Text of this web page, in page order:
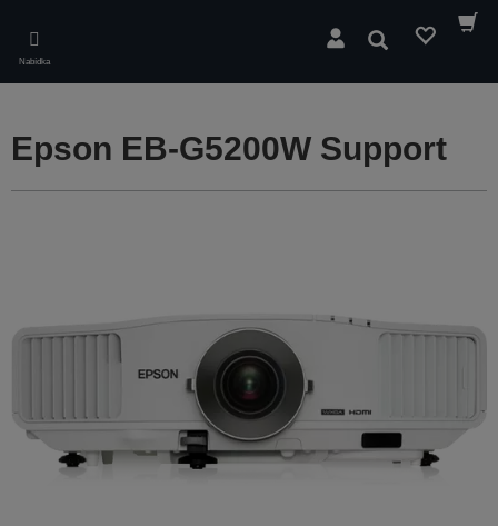
main
content
Nabídka
Hledat
Epson EB-G5200W Support